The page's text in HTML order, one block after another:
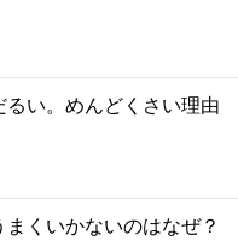
い。めんどくさい理由
くいかないのはなぜ？